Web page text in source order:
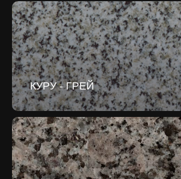
КУРУ - ГРЕЙ